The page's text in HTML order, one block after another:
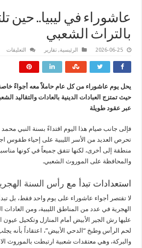
عاشوراء في ليبيا.. حين
بالتراث الشعبي
2026-06-25 الرئيسية,تقارير التعليقات
يحل يوم عاشوراء من كل عام حاملاً معه أجواءً
حيث تمتزج العبادات الدينية بالعادات والتقاليد
عبر عقود طويلة
فإلى جانب صيام هذا اليوم اقتداءً بسنة النبي
تحرص العديد من الأسر الليبية على إحياء طقوس
منطقة إلى أخرى، لكنها تتفق جميعاً في كونها
والمحافظة على الموروث الشعبي.
استعدادات تبدأ مع رأس السنة
لا تقتصر أجواء عاشوراء على يوم واحد فقط، بل
الهجرية في عدد من المناطق الليبية، ومن
عليها رش الجير الأبيض أمام المنازل وتكحيل عيون
لحم الرأس وطبخ “الدحي الأبيض”، اعتقاداً بأنه يجلب
والبركة، وهي معتقدات شعبية ارتبطت بالموروث